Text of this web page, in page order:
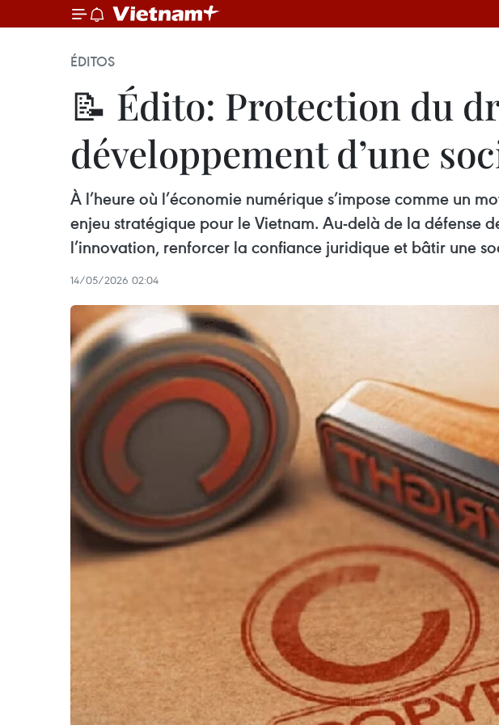
ÉDITOS
📝 Édito: Protection du
développement d’une
À l’heure où l’économie numérique s’impose comme un
enjeu stratégique pour le Vietnam. Au-delà de la défense
l’innovation, renforcer la confiance juridique et bâtir une
14/05/2026 02:04